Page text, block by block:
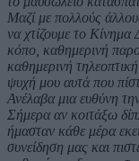
Μαζί με πολλούς
να χτίζουμε το
κόπο, καθημερινή
καθημερινή
ψυχή μου αυτά που
Ανέλαβα μια ευθύνη
Σήμερα αν κοιτάξω
ήμασταν κάθε μέρα
συνείδηση μας και